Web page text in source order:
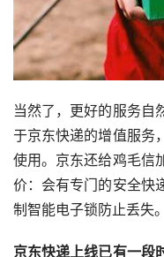
当然了，更好的服务自
于京东快递的增值服务
使用。京东还给鸡毛信
价：会有专门的安全快
制智能电子锁防止丢失。
京东快递上线已有一段